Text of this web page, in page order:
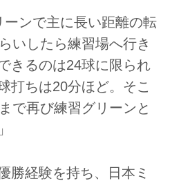
ーンで主に長い距離の転
いしたら練習場へ行き
きるのは24球に限られ
打ちは20分ほど。そこ
で再び練習グリーンと
勝経験を持ち、日本ミ